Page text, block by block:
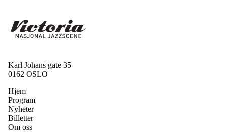
Karl Johans gate 35
0162 OSLO
Hjem
Program
Nyheter
Billetter
Om oss